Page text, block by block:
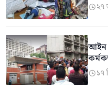
২৭
আইন
১৭